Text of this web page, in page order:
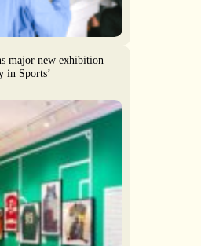
major new exhibition
in Sports’